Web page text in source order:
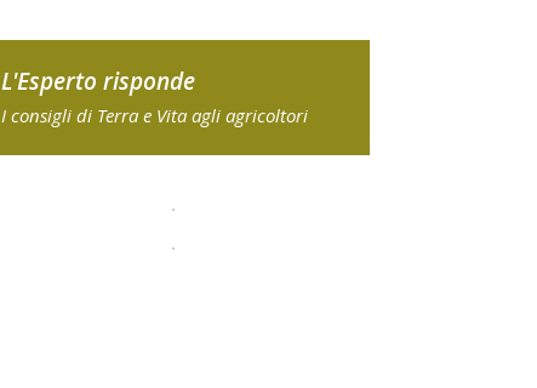
L'Esperto risponde
I consigli di Terra e Vita agli agricoltori